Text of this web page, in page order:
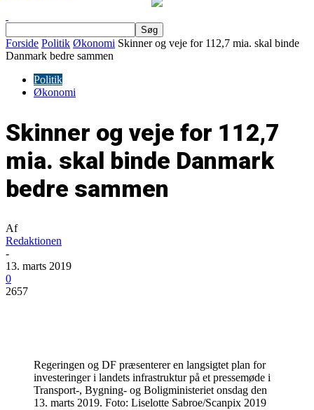
Forside Politik Økonomi Skinner og veje for 112,7 mia. skal binde
Danmark bedre sammen
Politik
Økonomi
Skinner og veje for 112,7
mia. skal binde Danmark
bedre sammen
Af
Redaktionen
-
13. marts 2019
0
2657
Regeringen og DF præsenterer en langsigtet plan for
investeringer i landets infrastruktur på et pressemøde i
Transport-, Bygning- og Boligministeriet onsdag den
13. marts 2019. Foto: Liselotte Sabroe/Scanpix 2019